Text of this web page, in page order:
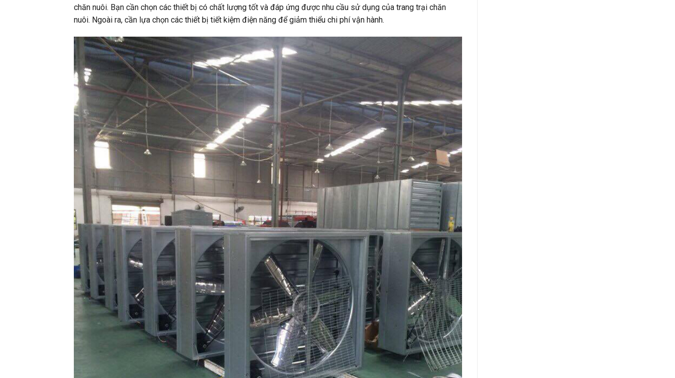
chăn nuôi. Bạn cần chọn các thiết bị có chất lượng tốt và đáp ứng được nhu cầu sử dụng của trang trại chăn
nuôi. Ngoài ra, cần lựa chọn các thiết bị tiết kiệm điện năng để giảm thiểu chi phí vận hành.